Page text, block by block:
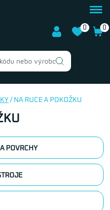
0 0
/ NA RUCE A POKOŽKU
POVRCHY